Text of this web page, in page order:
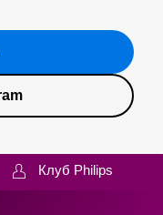
Клуб Philips